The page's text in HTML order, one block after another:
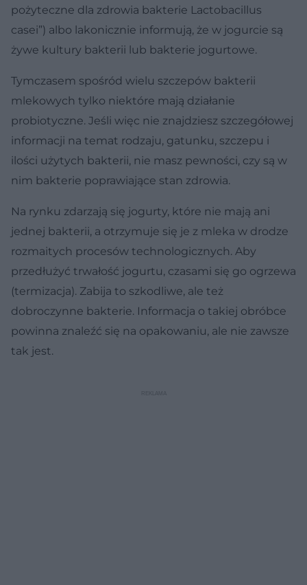
pożyteczne dla zdrowia bakterie Lactobacillus
casei”) albo lakonicznie informują, że w jogurcie są
żywe kultury bakterii lub bakterie jogurtowe.
Tymczasem spośród wielu szczepów bakterii
mlekowych tylko niektóre mają działanie
probiotyczne. Jeśli więc nie znajdziesz szczegółowej
informacji na temat rodzaju, gatunku, szczepu i
ilości użytych bakterii, nie masz pewności, czy są w
nim bakterie poprawiające stan zdrowia.
Na rynku zdarzają się jogurty, które nie mają ani
jednej bakterii, a otrzymuje się je z mleka w drodze
rozmaitych procesów technologicznych. Aby
przedłużyć trwałość jogurtu, czasami się go ogrzewa
(termizacja). Zabija to szkodliwe, ale też
dobroczynne bakterie. Informacja o takiej obróbce
powinna znaleźć się na opakowaniu, ale nie zawsze
tak jest.